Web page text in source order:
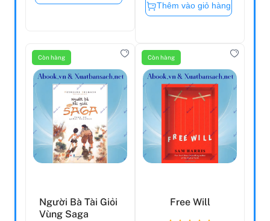
Thêm vào giỏ hàng
Còn hàng
Người Bà Tài Giỏi
Vùng Saga
Còn hàng
Free Will